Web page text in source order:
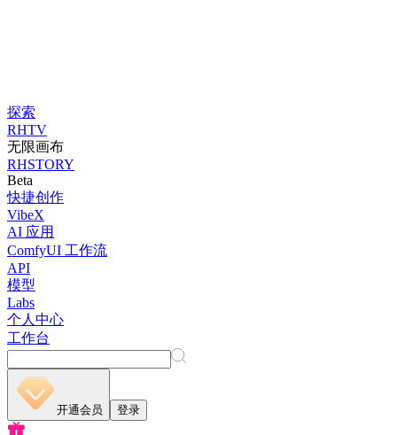
探索
RHTV
无限画布
RHSTORY
Beta
快捷创作
VibeX
AI 应用
ComfyUI 工作流
API
模型
Labs
个人中心
工作台
开通会员 登录